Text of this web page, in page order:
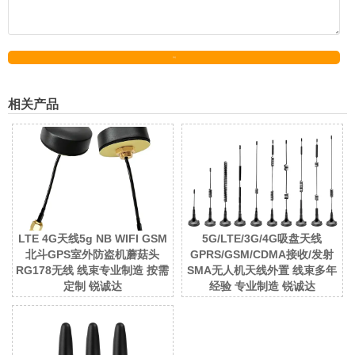
相关产品
LTE 4G天线5g NB WIFI GSM
北斗GPS室外防盗机蘑菇头
RG178无线 线束专业制造 按需
定制 锐诚达
5G/LTE/3G/4G吸盘天线
GPRS/GSM/CDMA接收/发射
SMA无人机天线外置 线束多年
经验 专业制造 锐诚达